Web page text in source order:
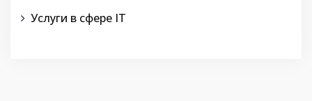
Услуги в сфере IT